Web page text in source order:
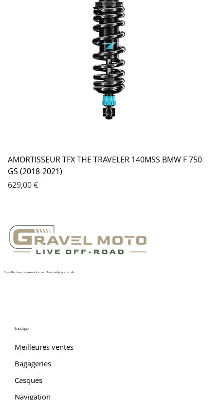
AMORTISSEUR TFX THE TRAVELER 140MSS BMW F 750
GS (2018-2021)
Prix
629,00 €
Gravel Moto votre accessoiriste moto & motard pour vos trails.
Boutique
Meilleures ventes
Bagageries
Casques
Navigation